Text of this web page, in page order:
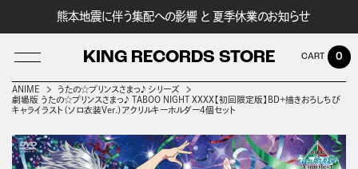
熊本地震に伴う集配への影響 と 夏季休業のお知らせ
KING RECORDS STORE
LOG IN
0
ANIME
うたの☆プリンスさまっ♪ シリーズ
劇場版 うたの☆プリンスさまっ♪ TABOO NIGHT XXXX【初回限定版】BD+描きおろしちび
キャライラスト（ソロ衣装Ver.）アクリルキーホルダー4個セット